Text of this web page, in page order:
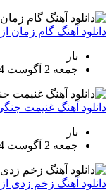
دانلود آهنگ گام زمان از
بار
جمعه 2 آگوست 2024
دانلود آهنگ غنیمت جنگی از
بار
جمعه 2 آگوست 2024
دانلود آهنگ زخم زدی از